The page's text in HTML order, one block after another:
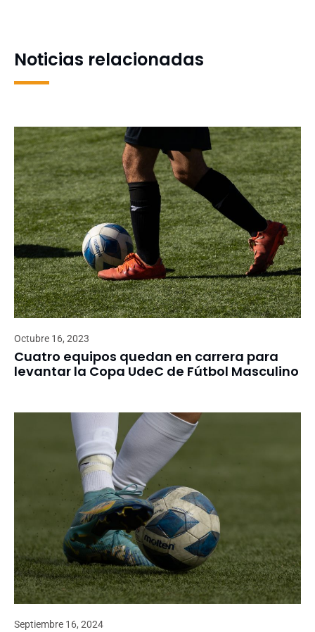
Noticias relacionadas
Octubre 16, 2023
Cuatro equipos quedan en carrera para
levantar la Copa UdeC de Fútbol Masculino
Septiembre 16, 2024